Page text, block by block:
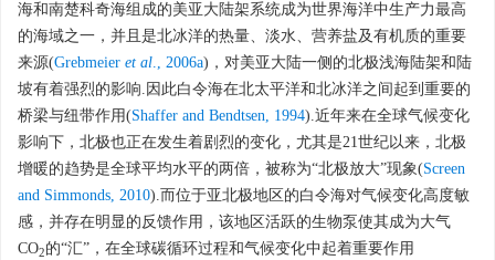
海和南楚科奇海组成的美亚大陆架系统成为世界海洋中生产力最高
的海域之一，并且是北冰洋的热量、淡水、营养盐及有机质的重要
来源(Grebmeier et al., 2006a)，对美亚大陆一侧的北极浅海陆架和陆
坡有着强烈的影响.因此白令海在北太平洋和北冰洋之间起到重要的
桥梁与纽带作用(Shaffer and Bendtsen, 1994).近年来在全球气候变化
影响下，北极也正在发生着剧烈的变化，尤其是21世纪以来，北极
增暖的趋势是全球平均水平的两倍，被称为“北极放大”现象(Screen
and Simmonds, 2010).而位于亚北极地区的白令海对气候变化高度敏
感，并存在明显的反馈作用，该地区活跃的生物泵使其成为大气
CO2的“汇”，在全球碳循环过程和气候变化中起着重要作用